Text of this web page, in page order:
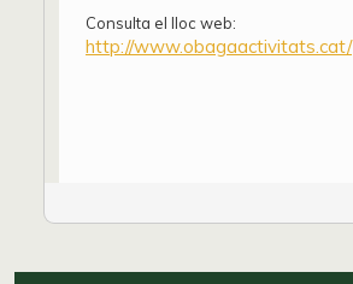
Consulta el lloc web:
http://www.obagaactivitats.cat/